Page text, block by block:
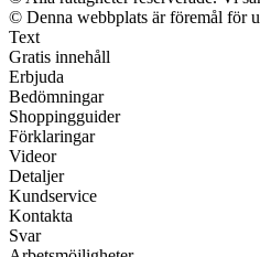
© Denna webbplats är föremål för
Text
Gratis innehåll
Erbjuda
Bedömningar
Shoppingguider
Förklaringar
Videor
Detaljer
Kundservice
Kontakta
Svar